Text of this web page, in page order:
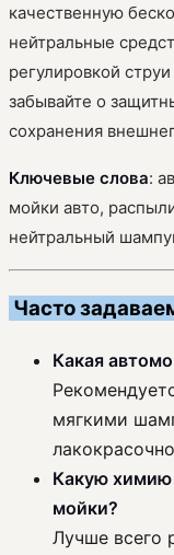
качественную
нейтральные
регулировкой
забывайте о
сохранения
Ключевые слова:
мойки авто,
нейтральный
Часто
Какая
мягкими
Какую химию
мойки?
Лучше всего